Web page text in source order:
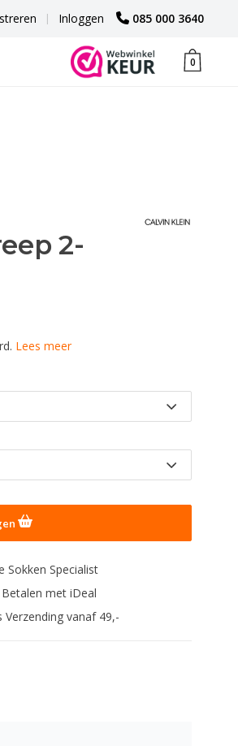
085 000 3640
Inloggen
|
0
2-
Lees meer
Sokken Specialist
Betalen met iDeal
Verzending vanaf 49,-